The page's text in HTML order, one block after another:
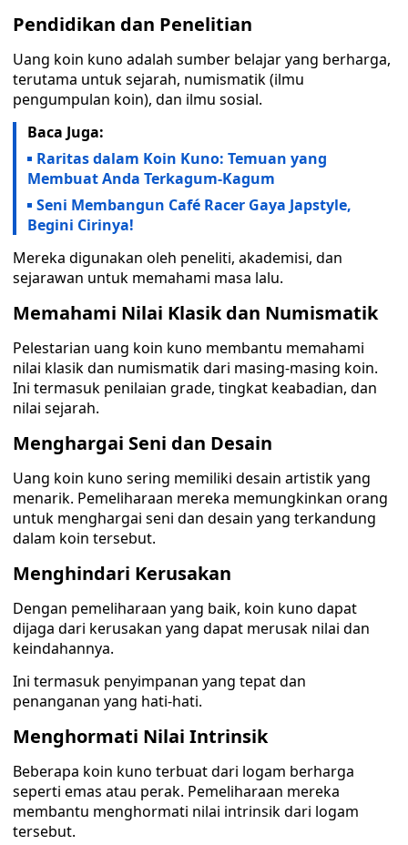
Pendidikan dan Penelitian
Uang koin kuno adalah sumber belajar yang berharga,
terutama untuk sejarah, numismatik (ilmu
pengumpulan koin), dan ilmu sosial.
Baca Juga:
Raritas dalam Koin Kuno: Temuan yang
Membuat Anda Terkagum-Kagum
Seni Membangun Café Racer Gaya Japstyle,
Begini Cirinya!
Mereka digunakan oleh peneliti, akademisi, dan
sejarawan untuk memahami masa lalu.
Memahami Nilai Klasik dan Numismatik
Pelestarian uang koin kuno membantu memahami
nilai klasik dan numismatik dari masing-masing koin.
Ini termasuk penilaian grade, tingkat keabadian, dan
nilai sejarah.
Menghargai Seni dan Desain
Uang koin kuno sering memiliki desain artistik yang
menarik. Pemeliharaan mereka memungkinkan orang
untuk menghargai seni dan desain yang terkandung
dalam koin tersebut.
Menghindari Kerusakan
Dengan pemeliharaan yang baik, koin kuno dapat
dijaga dari kerusakan yang dapat merusak nilai dan
keindahannya.
Ini termasuk penyimpanan yang tepat dan
penanganan yang hati-hati.
Menghormati Nilai Intrinsik
Beberapa koin kuno terbuat dari logam berharga
seperti emas atau perak. Pemeliharaan mereka
membantu menghormati nilai intrinsik dari logam
tersebut.